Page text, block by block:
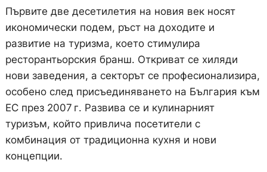
Първите две десетилетия на новия век носят
икономически подем, ръст на доходите и
развитие на туризма, което стимулира
ресторантьорския бранш. Откриват се хиляди
нови заведения, а секторът се професионализира,
особено след присъединяването на България към
ЕС през 2007 г. Развива се и кулинарният
туризъм, който привлича посетители с
комбинация от традиционна кухня и нови
концепции.